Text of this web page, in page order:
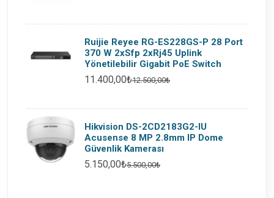
Ruijie Reyee RG-ES228GS-P 28 Port
370 W 2xSfp 2xRj45 Uplink
Yönetilebilir Gigabit PoE Switch
11.400,00₺12.500,00₺
Hikvision DS-2CD2183G2-IU
Acusense 8 MP 2.8mm IP Dome
Güvenlik Kamerası
5.150,00₺5.500,00₺